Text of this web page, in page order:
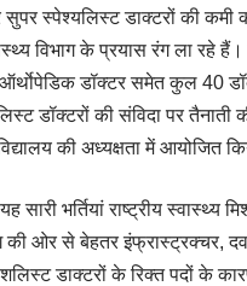
सुपर स्पेश्यलिस्ट डाक्टरों की
विभाग के प्रयास रंग ला रहे
डॉक्टर समेत कुल 40
डॉक्टरों की संविदा पर तैनाती
की अध्यक्षता में आयोजित
भर्तियां राष्ट्रीय स्वास्थ्य
की ओर से बेहतर इंफ्रास्ट्रक्चर,
डाक्टरों के रिक्त पदों के